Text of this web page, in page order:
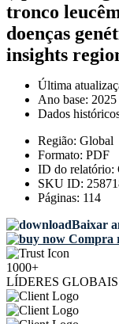
tronco
doenças
insights
Última
Ano base: 2025
Dados
Região: Global
Formato: PDF
ID do relatório:
SKU ID:
Páginas: 114
Baixar
Compra
1000+
LÍDERES